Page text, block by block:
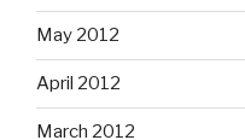
May 2012
April 2012
March 2012